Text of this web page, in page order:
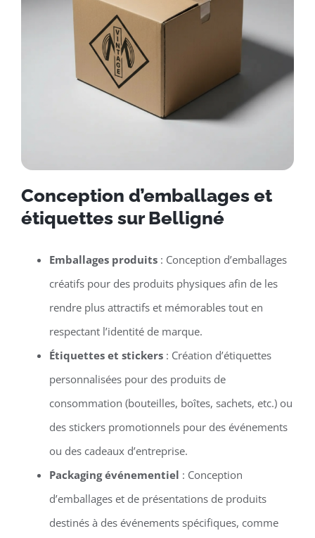
Conception d’emballages et
étiquettes sur Belligné
Emballages produits: Conception d’emballages
créatifs pour des produits physiques afin de les
rendre plus attractifs et mémorables tout en
respectant l’identité de marque.
Étiquettes et stickers: Création d’étiquettes
personnalisées pour des produits de
consommation (bouteilles, boîtes, sachets, etc.) ou
des stickers promotionnels pour des événements
ou des cadeaux d’entreprise.
Packaging événementiel : Conception
d’emballages et de présentations de produits
destinés à des événements spécifiques, comme